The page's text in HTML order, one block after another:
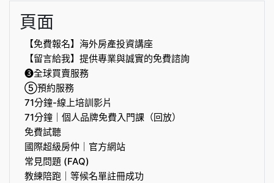
頁面
【免費報名】海外房產投資講座
【留言給我】提供專業與誠實的免費諮詢
❸全球買賣服務
⑤預約服務
71分鐘-線上培訓影片
71分鐘｜個人品牌免費入門課（回放）
免費試聽
國際超級房仲｜官方網站
常見問題 (FAQ)
教練陪跑｜等候名單註冊成功